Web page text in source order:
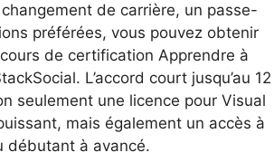
de carrière, un passe-
préférées, vous pouvez obtenir
de certification Apprendre à
L’accord court jusqu’au 12
seulement une licence pour Visual
mais également un accès à
débutant à avancé.